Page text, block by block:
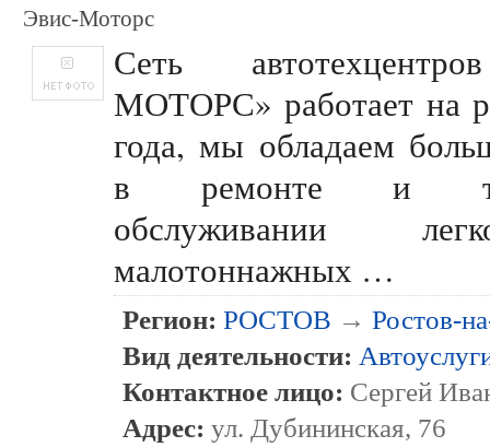
Эвис-Моторс
Сеть
МОТОРС» работает на
года, мы обладаем
в ремонте и
обслуживании
малотоннажных …
Регион: РОСТОВ → Ростов-
Вид деятельности:
Контактное лицо: Сергей
Адрес: ул. Дубининская, 76